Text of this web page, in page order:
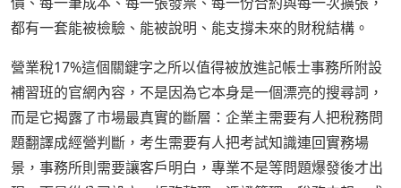
都有一套能被檢驗、能被說明、能支撐未來的財稅結構。
營業稅17%這個關鍵字之所以值得被放進記帳士事務所附設
補習班的官網內容，不是因為它本身是一個漂亮的搜尋詞，
而是它揭露了市場最真實的斷層：企業主需要有人把稅務問
題翻譯成經營判斷，考生需要有人把考試知識連回實務場
景，事務所則需要讓客戶明白，專業不是等問題爆發後才出